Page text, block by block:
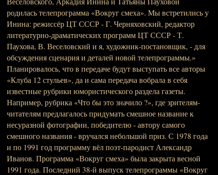
родилась телепрограмма «Вокруг смеха». Мы встретились у
Инина: режиссёр ЦТ СССР - Г. Черняховский, редактор
литературно-драматических программ ЦТ СССР - Т.
Паухова, В. Веселовский и я, художник-постановщик, - для
обсуждения сценария и деталей новой телепрограммы.»
Планировалось, что в передаче будут выступать все авторы
«Клуба 12 стульев», да и сама передача вобрала в себя
известные рубрики юмористического раздела газеты.
Например, рубрика «Что бы это значило ?», где зрителям-
читателям предлагалось придумать смешное название к
несуразной фотографии, победителю - автору самого
смешного названия - вручался небольшой приз. С 1978 года
и по 1991 год программу вёл поэт-пародист Александр
Иванов. Программа «Вокруг смеха» была закрыта весной
1991 года. Последний 38-й выпуск телепрограммы «Вокруг